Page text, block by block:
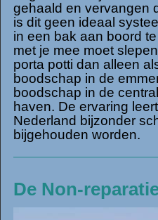
gehaald en vervangen
is dit geen ideaal
in een bak aan boord
met je mee moet
porta potti dan alleen
boodschap in de
boodschap in de
haven. De ervaring
Nederland bijzonder
bijgehouden worden.
De Non-